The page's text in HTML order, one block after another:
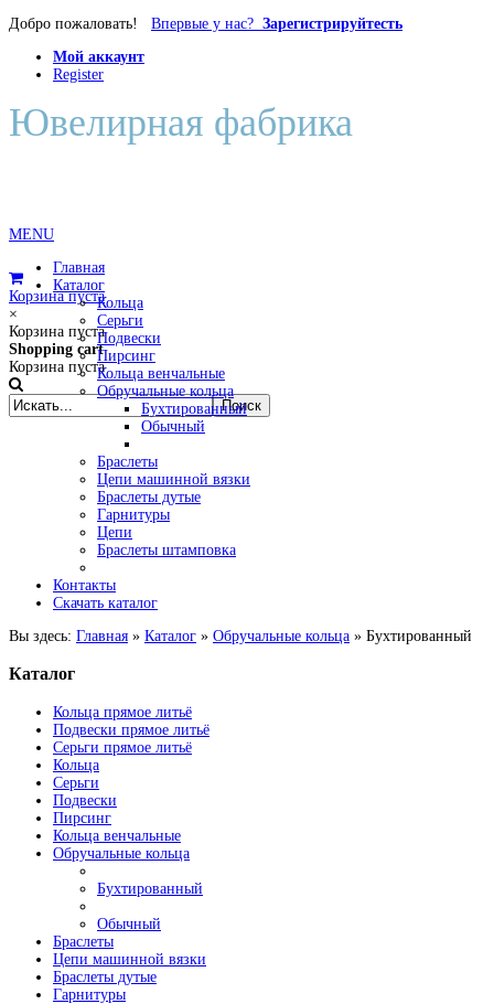
Добро пожаловать! Впервые у нас? Зарегистрируйтесть
Мой аккаунт
Register
Ювелирная фабрика
Корзина пуста
×
Корзина пуста
Shopping cart
Корзина пуста
MENU
Главная
Каталог
Кольца
Серьги
Подвески
Пирсинг
Кольца венчальные
Обручальные кольца
Бухтированный
Обычный
Браслеты
Цепи машинной вязки
Браслеты дутые
Гарнитуры
Цепи
Браслеты штамповка
Контакты
Скачать каталог
Вы здесь: Главная » Каталог » Обручальные кольца » Бухтированный
Каталог
Кольца прямое литьё
Подвески прямое литьё
Серьги прямое литьё
Кольца
Серьги
Подвески
Пирсинг
Кольца венчальные
Обручальные кольца
Бухтированный
Обычный
Браслеты
Цепи машинной вязки
Браслеты дутые
Гарнитуры